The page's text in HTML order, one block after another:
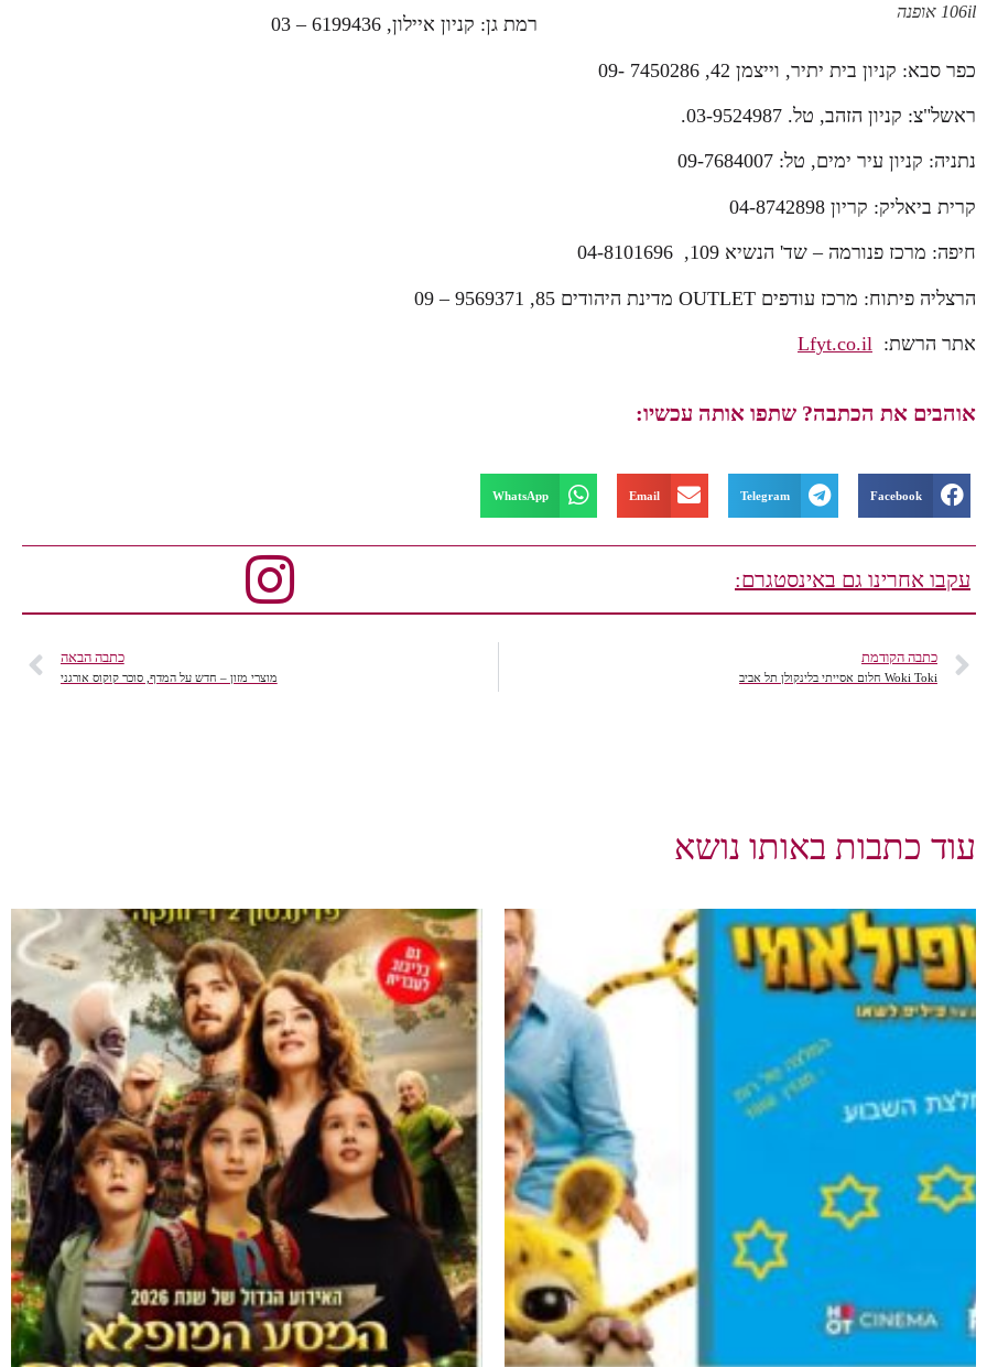
106il אופנה
רמת גן: קניון איילון, 6199436 – 03
כפר סבא: קניון בית יתיר, וייצמן 42, 7450286 -09
ראשל"צ: קניון הזהב, טל. 03-9524987.
נתניה: קניון עיר ימים, טל: 09-7684007
קרית ביאליק: קריון 04-8742898
חיפה: מרכז פנורמה – שד' הנשיא 109, 04-8101696
הרצליה פיתוח: מרכז עודפים OUTLET מדינת היהודים 85, 9569371 – 09
אתר הרשת: Lfyt.co.il
אוהבים את הכתבה? שתפו אותה עכשיו:
Facebook
Telegram
Email
WhatsApp
עקבו אחרינו גם באינסטגרם:
כתבה הקודמת
Woki Toki חלום אסייתי בלינקולן תל אביב
כתבה הבאה
מוצרי מזון – חדש על המדף, סוכר קוקוס אורגני
עוד כתבות באותו נושא